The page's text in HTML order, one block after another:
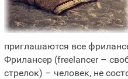
приглашаются все
Фрилансер (freelancer –
стрелок) – человек, не